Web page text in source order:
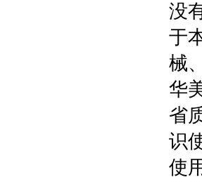
没
于
械
华
省
识
使